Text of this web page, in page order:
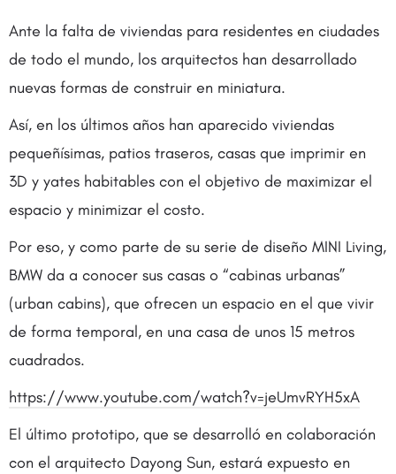
Ante la falta de viviendas para residentes en ciudades
de todo el mundo, los arquitectos han desarrollado
nuevas formas de construir en miniatura.
Así, en los últimos años han aparecido viviendas
pequeñísimas, patios traseros, casas que imprimir en
3D y yates habitables con el objetivo de maximizar el
espacio y minimizar el costo.
Por eso, y como parte de su serie de diseño MINI Living,
BMW da a conocer sus casas o “cabinas urbanas”
(urban cabins), que ofrecen un espacio en el que vivir
de forma temporal, en una casa de unos 15 metros
cuadrados.
https://www.youtube.com/watch?v=jeUmvRYH5xA
El último prototipo, que se desarrolló en colaboración
con el arquitecto Dayong Sun, estará expuesto en